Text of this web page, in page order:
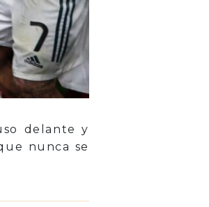
delante y
nunca se